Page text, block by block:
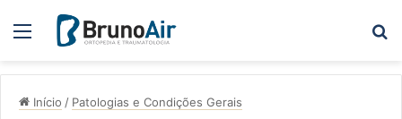
Menu
Início / Patologias e Condições Gerais